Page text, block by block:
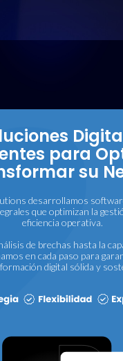
para
su
desarrollamos
que optimizan la
eficiencia operativa.
de brechas hasta la
en cada paso para
digital sólida y